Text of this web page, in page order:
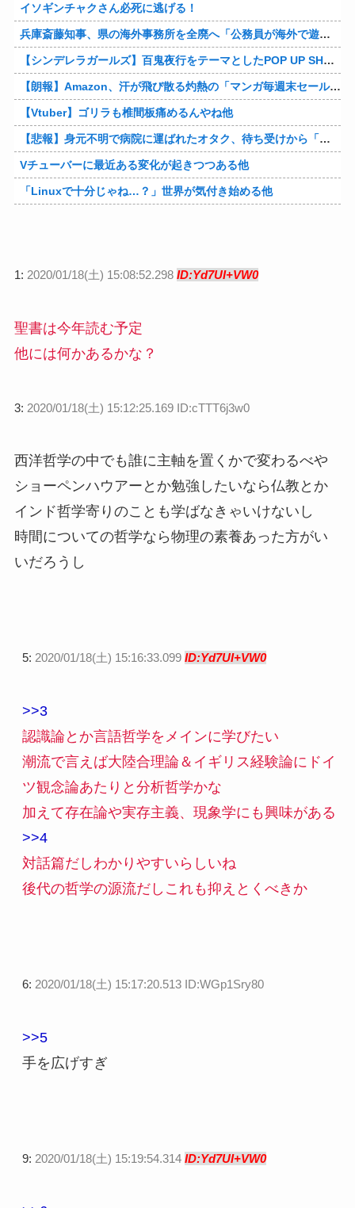
イソギンチャクさん必死に逃げる！
兵庫斎藤知事、県の海外事務所を全廃へ「公務員が海外で遊ぶためにあるだけ」
【シンデレラガールズ】百鬼夜行をテーマとしたPOP UP SHOPが東京・大阪にて開催
【朗報】Amazon、汗が飛び散る灼熱の「マンガ毎週末セール（50%還元）」を開催！他
【Vtuber】ゴリラも椎間板痛めるんやね他
【悲報】身元不明で病院に運ばれたオタク、待ち受けから「ラブライブ」と呼ばれるｗｗｗｗ他
Vチューバーに最近ある変化が起きつつある他
「Linuxで十分じゃね…？」世界が気付き始める他
1: 2020/01/18(土) 15:08:52.298 ID:Yd7UI+VW0
聖書は今年読む予定
他には何かあるかな？
3: 2020/01/18(土) 15:12:25.169 ID:cTTT6j3w0
西洋哲学の中でも誰に主軸を置くかで変わるべや
ショーペンハウアーとか勉強したいなら仏教とか
インド哲学寄りのことも学ばなきゃいけないし
時間についての哲学なら物理の素養あった方がい
いだろうし
5: 2020/01/18(土) 15:16:33.099 ID:Yd7UI+VW0
>>3
認識論とか言語哲学をメインに学びたい
潮流で言えば大陸合理論＆イギリス経験論にドイ
ツ観念論あたりと分析哲学かな
加えて存在論や実存主義、現象学にも興味がある
>>4
対話篇だしわかりやすいらしいね
後代の哲学の源流だしこれも抑えとくべきか
6: 2020/01/18(土) 15:17:20.513 ID:WGp1Sry80
>>5
手を広げすぎ
9: 2020/01/18(土) 15:19:54.314 ID:Yd7UI+VW0